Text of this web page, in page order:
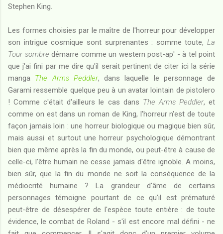
Stephen King.
Les formes choisies par le maître de l'horreur pour développer
son intrigue cosmique sont surprenantes : somme toute, La
Tour sombre démarre comme un western post-ap' - à tel point
que j'ai fini par me dire qu'il serait pertinent de citer ici la série
manga The Arms Peddler, dans laquelle le personnage de
Garami ressemble quelque peu à un avatar lointain de pistolero
! Comme c'était d'ailleurs le cas dans The Arms Peddler, et
comme on est dans un roman de King, l'horreur n'est de toute
façon jamais loin : une horreur biologique ou magique bien sûr,
mais aussi et surtout une horreur psychologique démontrant
bien que même après la fin du monde, ou peut-être à cause de
celle-ci, l'être humain ne cesse jamais d'être ignoble. A moins,
bien sûr, que la fin du monde ne soit la conséquence de la
médiocrité humaine ? La grandeur d'âme de certains
personnages témoigne pourtant de ce qu'il est prématuré
peut-être de désespérer de l'espèce toute entière : de toute
évidence, le combat de Roland - s'il est encore mal défini - ne